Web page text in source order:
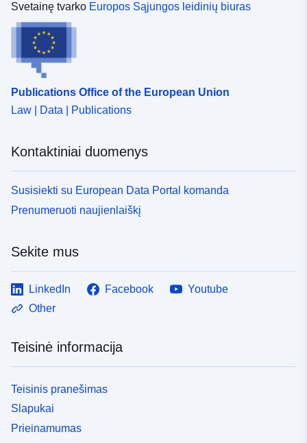
Svetainę tvarko Europos Sąjungos leidinių biuras
Publications Office of the European Union
Law | Data | Publications
Kontaktiniai duomenys
Susisiekti su European Data Portal komanda
Prenumeruoti naujienlaiškį
Sekite mus
LinkedIn Facebook
Youtube
Other
Teisinė informacija
Teisinis pranešimas
Slapukai
Prieinamumas